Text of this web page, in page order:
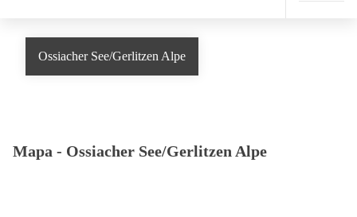
Ossiacher See/Gerlitzen Alpe
Mapa - Ossiacher See/Gerlitzen Alpe